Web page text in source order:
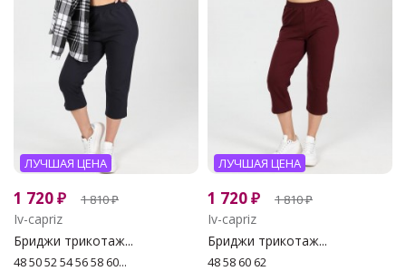
ЛУЧШАЯ ЦЕНА
1 720₽ 1 810₽
Iv-capriz
Бриджи трикотаж...
48 50 52 54 56 58 60...
ЛУЧШАЯ ЦЕНА
1 720₽ 1 810₽
Iv-capriz
Бриджи трикотаж...
48 58 60 62